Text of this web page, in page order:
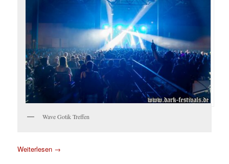
Wave Gotik Treffen
Weiterlesen →